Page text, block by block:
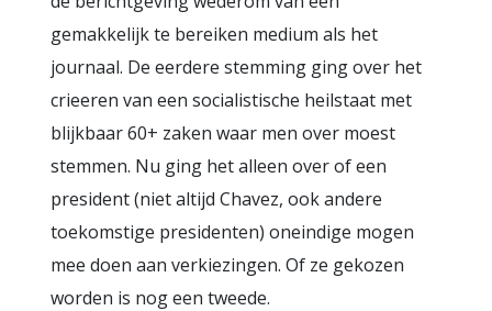
gemakkelijk te bereiken medium als het
journaal. De eerdere stemming ging over het
crieeren van een socialistische heilstaat met
blijkbaar 60+ zaken waar men over moest
stemmen. Nu ging het alleen over of een
president (niet altijd Chavez, ook andere
toekomstige presidenten) oneindige mogen
mee doen aan verkiezingen. Of ze gekozen
worden is nog een tweede.